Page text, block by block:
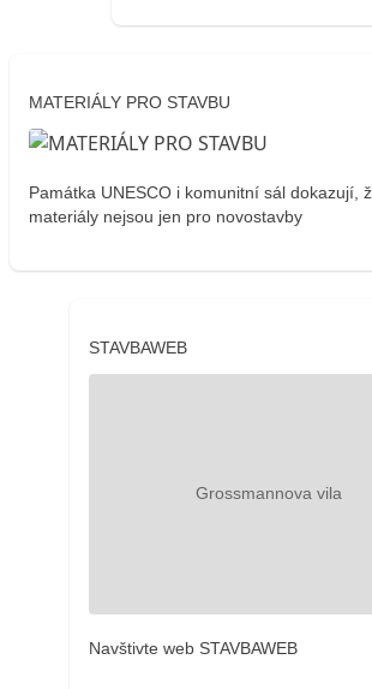
MATERIÁLY PRO STAVBU
Památka UNESCO i komunitní sál dokazují,
materiály nejsou jen pro novostavby
STAVBAWEB
Navštivte web STAVBAWEB